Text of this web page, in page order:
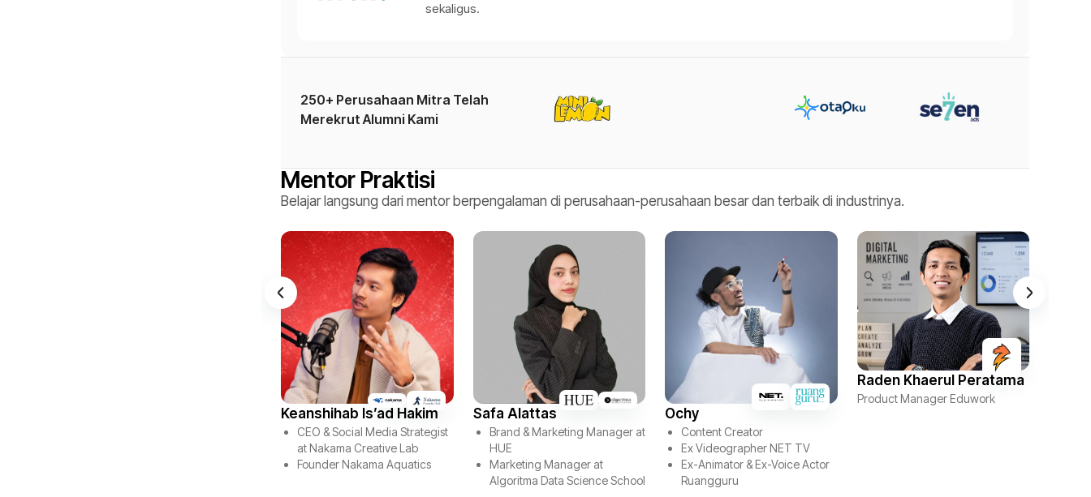
sekaligus.
250+ Perusahaan Mitra Telah
Merekrut Alumni Kami
Mentor Praktisi
Belajar langsung dari mentor berpengalaman di perusahaan-perusahaan besar dan terbaik di industrinya.
Keanshihab Is’ad Hakim
CEO & Social Media Strategist
at Nakama Creative Lab
Founder Nakama Aquatics
Safa Alattas
Brand & Marketing Manager at
HUE
Marketing Manager at
Algoritma Data Science School
Ochy
Content Creator
Ex Videographer NET TV
Ex-Animator & Ex-Voice Actor
Ruangguru
Raden Khaerul Peratama
Product Manager Eduwork